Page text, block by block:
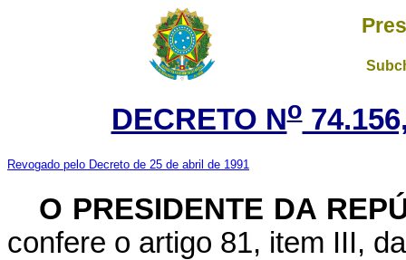
DECRETO No
Revogado pelo Decreto de 25 de abril de 1991
O PRESIDENTE DA
confere o artigo 81, item III,